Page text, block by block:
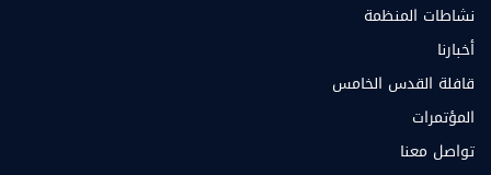
نشاطات المنظمة
أخبارنا
قافلة القدس الخامس
المؤتمرات
تواصل معنا